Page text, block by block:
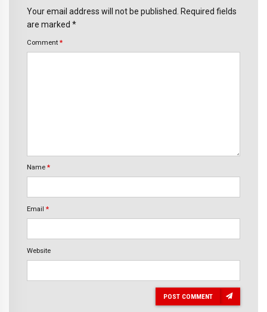
Your email address will not be published. Required fields
are marked *
Comment *
Name *
Email *
Website
POST COMMENT